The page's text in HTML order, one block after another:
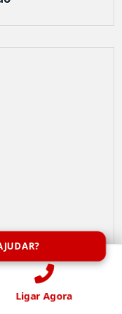
Água
Ligar Agora